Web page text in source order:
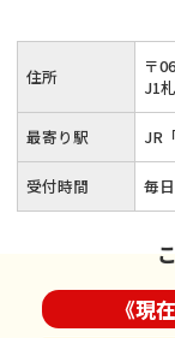
い金請求など◆ス
から徒歩1分◆弁護
なコミュニケーシ
住所 〒
J1
最寄り駅 JR
受付時間 毎
《現